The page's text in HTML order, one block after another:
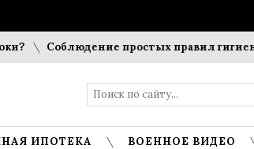
Соблюдение простых правил гигиены
ИПОТЕКА ВОЕННОЕ ВИДЕО